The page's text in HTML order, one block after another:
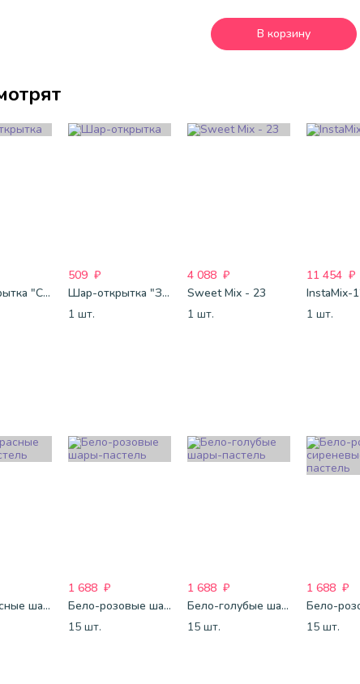
В корзину
Шар-открытка "Сердце" (45 см) - 2
509 ₽
Шар-открытка "Звезда" (45 см) - 1
1 шт.
4 088 ₽
Sweet Mix - 23
1 шт.
11 454 ₽
InstaMix-
1 шт.
Бело-красные шары-пастель
1 688 ₽
Бело-розовые шары-пастель
15 шт.
1 688 ₽
Бело-голубые шары-пастель
15 шт.
1 688 ₽
15 шт.